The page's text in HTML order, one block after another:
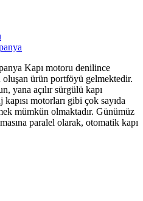
Kapı motoru denilince
ürün portföyü gelmektedir.
yana açılır sürgülü kapı
kapısı motorları gibi çok sayıda
mümkün olmaktadır. Günümüz
paralel olarak, otomatik kapı